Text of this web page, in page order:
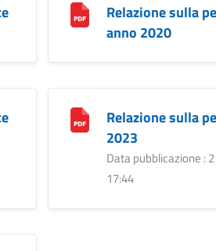
Relazione sulla
anno 2020
Relazione sulla
2023
Data pubblicazione :
17:44